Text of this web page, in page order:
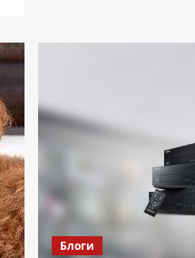
пасажира,
Блоги